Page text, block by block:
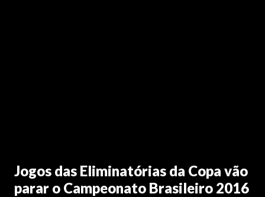
Jogos das Eliminatórias da Copa vão
parar o Campeonato Brasileiro 2016